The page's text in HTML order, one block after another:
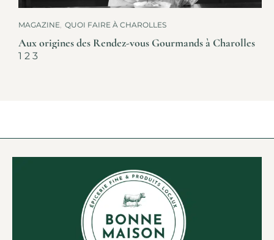
MAGAZINE, QUOI FAIRE À CHAROLLES
Aux origines des Rendez-vous Gourmands à Charolles
1 2 3